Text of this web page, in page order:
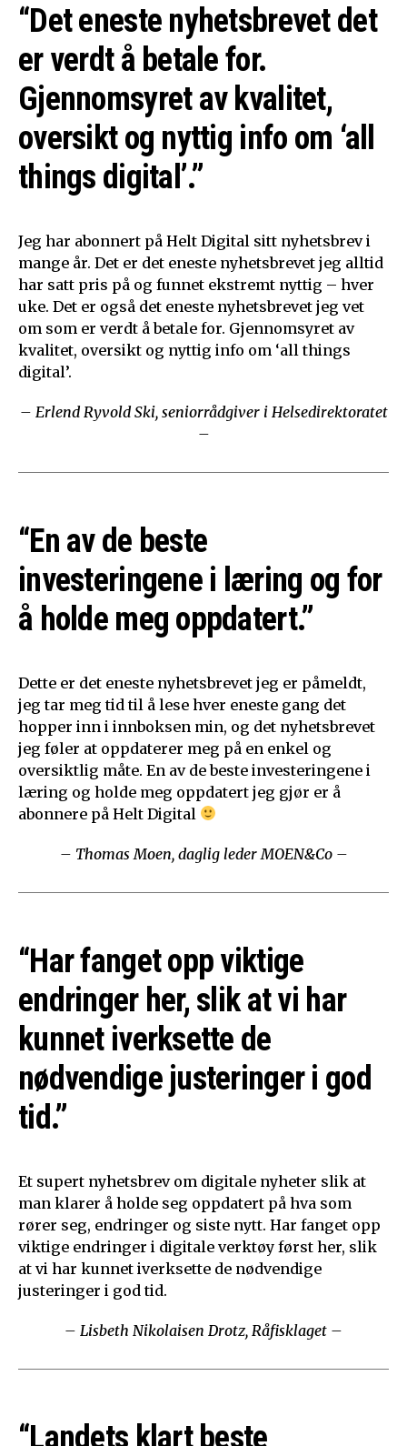
“Det eneste nyhetsbrevet det
er verdt å betale for.
Gjennomsyret av kvalitet,
oversikt og nyttig info om ‘all
things digital’.”
Jeg har abonnert på Helt Digital sitt nyhetsbrev i
mange år. Det er det eneste nyhetsbrevet jeg alltid
har satt pris på og funnet ekstremt nyttig – hver
uke. Det er også det eneste nyhetsbrevet jeg vet
om som er verdt å betale for. Gjennomsyret av
kvalitet, oversikt og nyttig info om ‘all things
digital’.
– Erlend Ryvold Ski, seniorrådgiver i Helsedirektoratet
–
“En av de beste
investeringene i læring og for
å holde meg oppdatert.”
Dette er det eneste nyhetsbrevet jeg er påmeldt,
jeg tar meg tid til å lese hver eneste gang det
hopper inn i innboksen min, og det nyhetsbrevet
jeg føler at oppdaterer meg på en enkel og
oversiktlig måte. En av de beste investeringene i
læring og holde meg oppdatert jeg gjør er å
abonnere på Helt Digital
– Thomas Moen, daglig leder MOEN&Co –
“Har fanget opp viktige
endringer her, slik at vi har
kunnet iverksette de
nødvendige justeringer i god
tid.”
Et supert nyhetsbrev om digitale nyheter slik at
man klarer å holde seg oppdatert på hva som
rører seg, endringer og siste nytt. Har fanget opp
viktige endringer i digitale verktøy først her, slik
at vi har kunnet iverksette de nødvendige
justeringer i god tid.
– Lisbeth Nikolaisen Drotz, Råfisklaget –
“Landets klart beste